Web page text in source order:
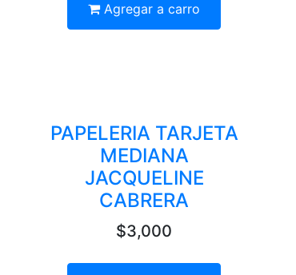
Agregar a carro
PAPELERIA TARJETA
MEDIANA
JACQUELINE
CABRERA
$3,000